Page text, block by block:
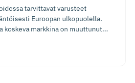
tarvittavat varusteet
Euroopan ulkopuolella.
koskeva markkina on muuttunut...